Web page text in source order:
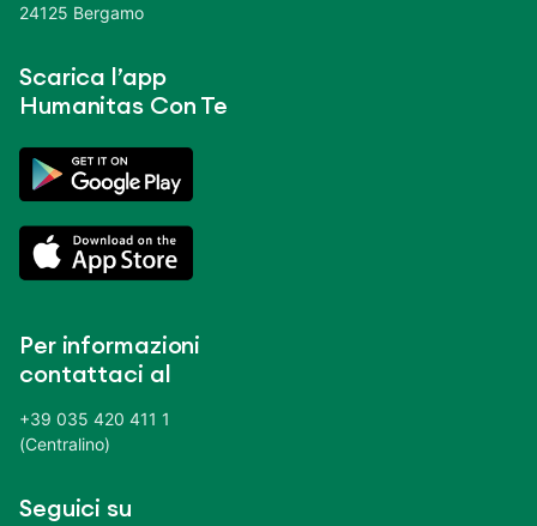
24125 Bergamo
Scarica l’app
Humanitas Con Te
Per informazioni
contattaci al
+39 035 420 411 1
(Centralino)
Seguici su